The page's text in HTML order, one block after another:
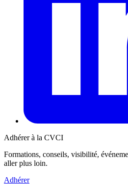
Adhérer à la CVCI
Formations, conseils, visibilité,
aller plus loin.
Adhérer